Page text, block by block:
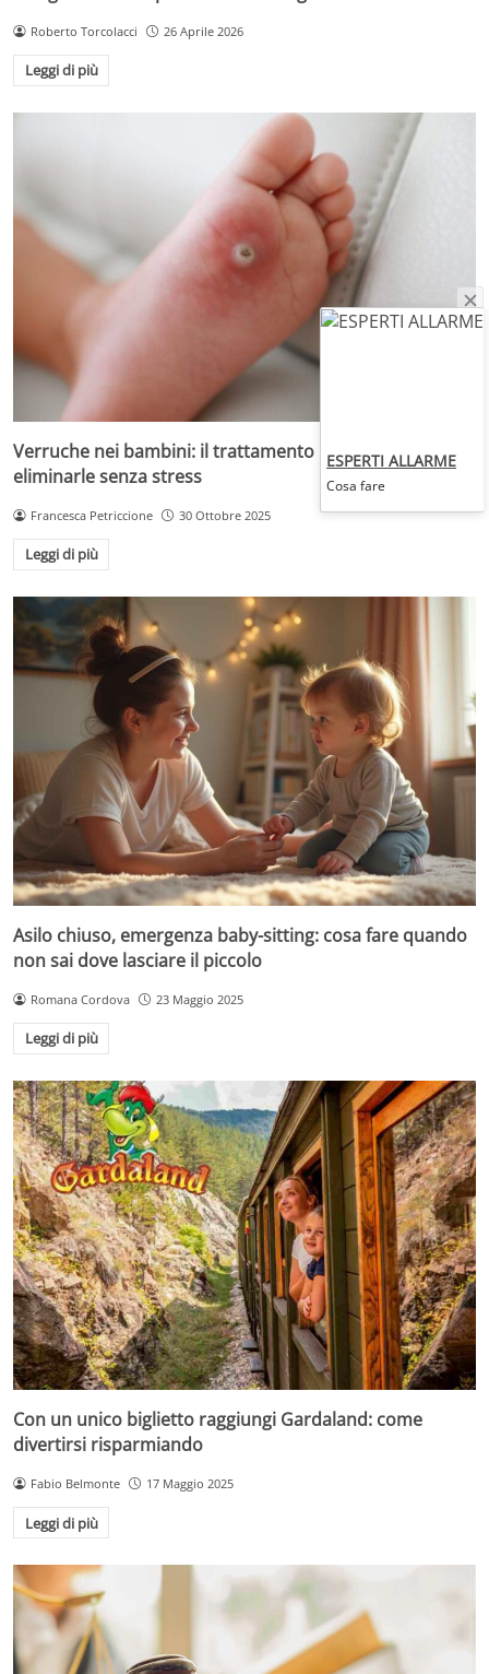
Roberto Torcolacci 26 Aprile 2026
Leggi di più
Verruche nei bambini: il trattamento più adatto per
eliminarle senza stress
Francesca Petriccione 30 Ottobre 2025
Leggi di più
Asilo chiuso, emergenza baby-sitting: cosa fare quando
non sai dove lasciare il piccolo
Romana Cordova 23 Maggio 2025
Leggi di più
Con un unico biglietto raggiungi Gardaland: come
divertirsi risparmiando
Fabio Belmonte 17 Maggio 2025
Leggi di più
ESPERTI ALLARME
Cosa fare